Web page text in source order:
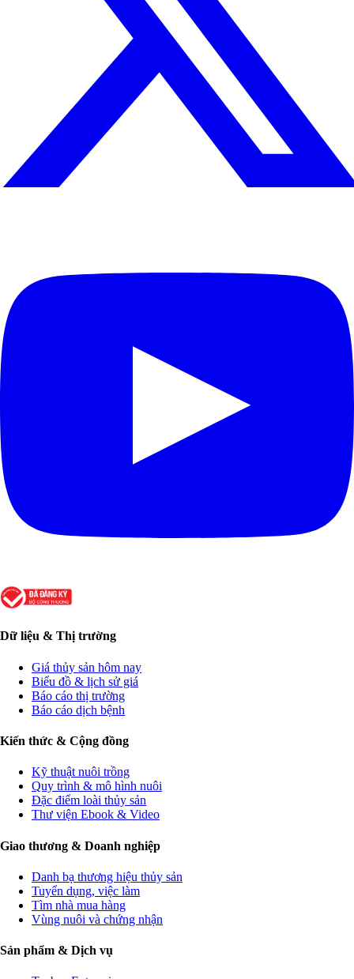
Dữ liệu & Thị trường
Giá thủy sản hôm nay
Biểu đồ & lịch sử giá
Báo cáo thị trường
Báo cáo dịch bệnh
Kiến thức & Cộng đồng
Kỹ thuật nuôi trồng
Quy trình & mô hình nuôi
Đặc điểm loài thủy sản
Thư viện Ebook & Video
Giao thương & Doanh nghiệp
Danh bạ thương hiệu thủy sản
Tuyển dụng, việc làm
Tìm nhà mua hàng
Vùng nuôi và chứng nhận
Sản phẩm & Dịch vụ